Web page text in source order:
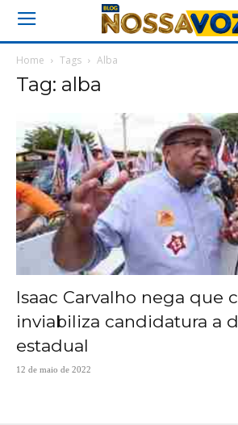
Home Tags Alba
Tag: alba
Isaac Carvalho nega que
inviabiliza candidatura a
estadual
12 de maio de 2022